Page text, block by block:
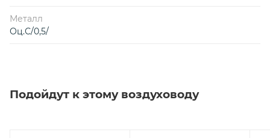
Металл
Оц.С/0,5/
Подойдут к этому воздуховоду